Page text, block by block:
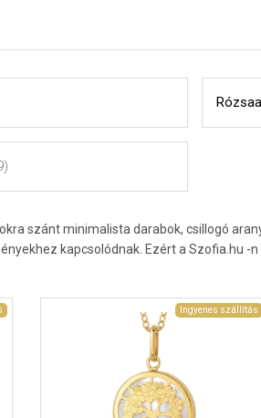
szánt minimalista darabok, csillogó
kapcsolódnak. Ezért a Szofia.hu -
Ingyenes szállítás